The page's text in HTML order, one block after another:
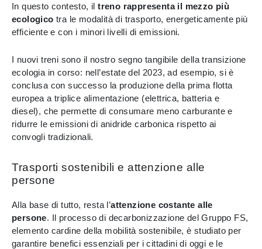
In questo contesto, iltreno rappresenta il mezzo più
ecologico tra le modalità di trasporto, energeticamente più
efficiente e con i minori livelli di emissioni.
I nuovi treni sono il nostro segno tangibile della transizione
ecologia in corso: nell’estate del 2023, ad esempio, si è
conclusa con successo la produzione della prima flotta
europea a triplice alimentazione (elettrica, batteria e
diesel), che permette di consumare meno carburante e
ridurre le emissioni di anidride carbonica rispetto ai
convogli tradizionali.
Trasporti sostenibili e attenzione alle
persone
Alla base di tutto, resta l’attenzione costante alle
persone. Il processo di decarbonizzazione del Gruppo FS,
elemento cardine della mobilità sostenibile, è studiato per
garantire benefici essenziali per i cittadini di oggi e le